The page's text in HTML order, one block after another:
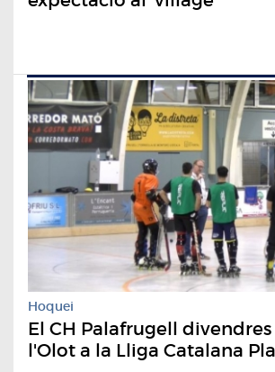
Hoquei
El CH Palafrugell
l'Olot a la Lliga Catalana